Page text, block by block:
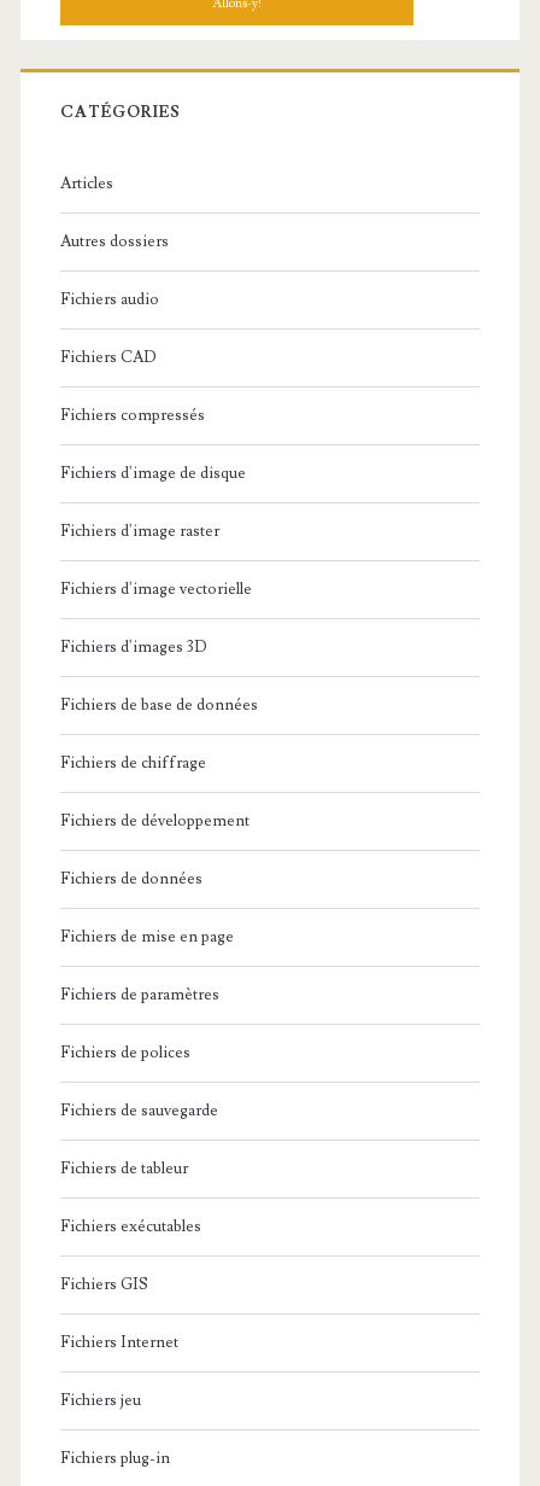
h
r
c
:
CATÉGORIES
Articles
Autres dossiers
Fichiers audio
Fichiers CAD
Fichiers compressés
Fichiers d'image de disque
Fichiers d'image raster
Fichiers d'image vectorielle
Fichiers d'images 3D
Fichiers de base de données
Fichiers de chiffrage
Fichiers de développement
Fichiers de données
Fichiers de mise en page
Fichiers de paramètres
Fichiers de polices
Fichiers de sauvegarde
Fichiers de tableur
Fichiers exécutables
Fichiers GIS
Fichiers Internet
Fichiers jeu
Fichiers plug-in